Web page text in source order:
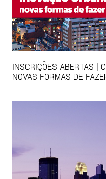
INSCRIÇÕES ABERTAS |
NOVAS FORMAS DE